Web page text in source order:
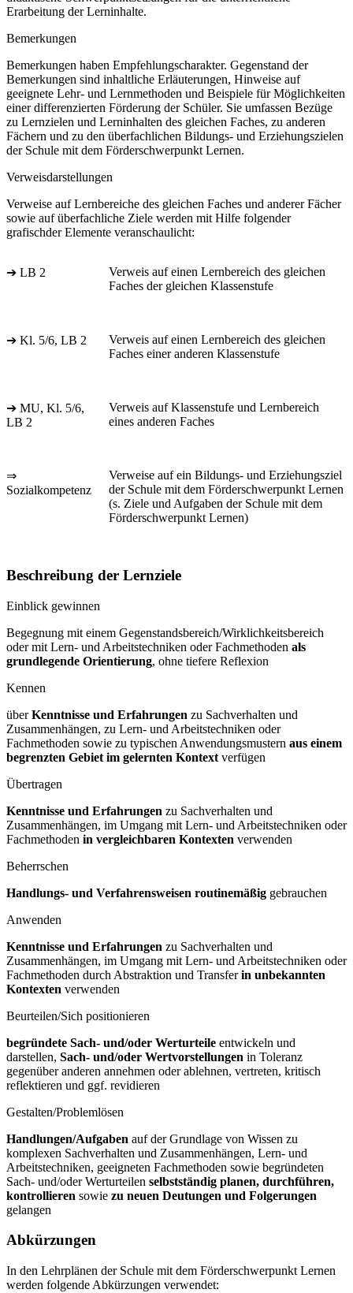
Erarbeitung der Lerninhalte.
Bemerkungen
Bemerkungen haben Empfehlungscharakter. Gegenstand der
Bemerkungen sind inhaltliche Erläuterungen, Hinweise auf
geeignete Lehr- und Lernmethoden und Beispiele für Möglichkeiten
einer differenzierten Förderung der Schüler. Sie umfassen Bezüge
zu Lernzielen und Lerninhalten des gleichen Faches, zu anderen
Fächern und zu den überfachlichen Bildungs- und Erziehungszielen
der Schule mit dem Förderschwerpunkt Lernen.
Verweisdarstellungen
Verweise auf Lernbereiche des gleichen Faches und anderer Fächer
sowie auf überfachliche Ziele werden mit Hilfe folgender
grafischder Elemente veranschaulicht:
➔ LB 2
Verweis auf einen Lernbereich des gleichen
Faches der gleichen Klassenstufe
➔ Kl. 5/6, LB 2
Verweis auf einen Lernbereich des gleichen
Faches einer anderen Klassenstufe
➔ MU, Kl. 5/6,
LB 2
Verweis auf Klassenstufe und Lernbereich
eines anderen Faches
⇒
Sozialkompetenz
Verweise auf ein Bildungs- und Erziehungsziel
der Schule mit dem Förderschwerpunkt Lernen
(s. Ziele und Aufgaben der Schule mit dem
Förderschwerpunkt Lernen)
Beschreibung der Lernziele
Einblick gewinnen
Begegnung mit einem Gegenstandsbereich/Wirklichkeitsbereich
oder mit Lern- und Arbeitstechniken oder Fachmethoden als
grundlegende Orientierung, ohne tiefere Reflexion
Kennen
überKenntnisse und Erfahrungen zu Sachverhalten und
Zusammenhängen, zu Lern- und Arbeitstechniken oder
Fachmethoden sowie zu typischen Anwendungsmustern aus einem
begrenzten Gebiet im gelernten Kontext verfügen
Übertragen
Kenntnisse und Erfahrungen zu Sachverhalten und
Zusammenhängen, im Umgang mit Lern- und Arbeitstechniken oder
Fachmethoden in vergleichbaren Kontexten verwenden
Beherrschen
Handlungs- und Verfahrensweisen routinemäßig gebrauchen
Anwenden
Kenntnisse und Erfahrungen zu Sachverhalten und
Zusammenhängen, im Umgang mit Lern- und Arbeitstechniken oder
Fachmethoden durch Abstraktion und Transferin unbekannten
Kontexten verwenden
Beurteilen/Sich positionieren
begründete Sach- und/oder Werturteile entwickeln und
darstellen, Sach- und/oder Wertvorstellungen in Toleranz
gegenüber anderen annehmen oder ablehnen, vertreten, kritisch
reflektieren und ggf. revidieren
Gestalten/Problemlösen
Handlungen/Aufgaben auf der Grundlage von Wissen zu
komplexen Sachverhalten und Zusammenhängen, Lern- und
Arbeitstechniken, geeigneten Fachmethoden sowie begründeten
Sach- und/oder Werturteilen selbstständig planen, durchführen,
kontrollieren sowie zu neuen Deutungen und Folgerungen
gelangen
Abkürzungen
In den Lehrplänen der Schule mit dem Förderschwerpunkt Lernen
werden folgende Abkürzungen verwendet: